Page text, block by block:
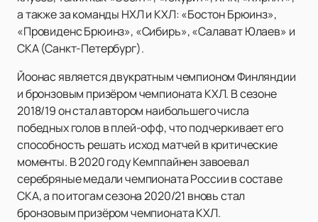
а также за команды НХЛ и КХЛ: «Бостон Брюинз»,
«Провиденс Брюинз», «Сибирь», «Салават Юлаев» и
СКА (Санкт-Петербург).
Йоонас является двукратным чемпионом Финляндии
и бронзовым призёром чемпионата КХЛ. В сезоне
2018/19 он стал автором наибольшего числа
победных голов в плей-офф, что подчеркивает его
способность решать исход матчей в критические
моменты. В 2020 году Кемппайнен завоевал
серебряные медали чемпионата России в составе
СКА, а по итогам сезона 2020/21 вновь стал
бронзовым призёром чемпионата КХЛ.